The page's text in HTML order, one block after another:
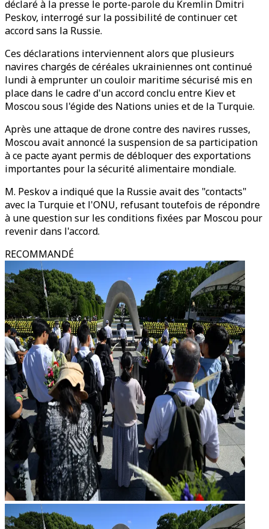
déclaré à la presse le porte-parole du Kremlin Dmitri
Peskov, interrogé sur la possibilité de continuer cet
accord sans la Russie.
Ces déclarations interviennent alors que plusieurs
navires chargés de céréales ukrainiennes ont continué
lundi à emprunter un couloir maritime sécurisé mis en
place dans le cadre d'un accord conclu entre Kiev et
Moscou sous l'égide des Nations unies et de la Turquie.
Après une attaque de drone contre des navires russes,
Moscou avait annoncé la suspension de sa participation
à ce pacte ayant permis de débloquer des exportations
importantes pour la sécurité alimentaire mondiale.
M. Peskov a indiqué que la Russie avait des "contacts"
avec la Turquie et l'ONU, refusant toutefois de répondre
à une question sur les conditions fixées par Moscou pour
revenir dans l'accord.
RECOMMANDÉ